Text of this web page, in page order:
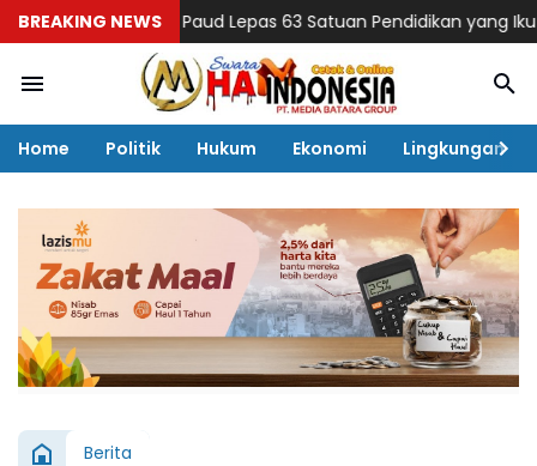
BREAKING NEWS
Paud Lepas 63 Satuan Pendidikan yang Ikut Lomba Gerak
Home Politik Hukum Ekonomi Lingkungan
Berita